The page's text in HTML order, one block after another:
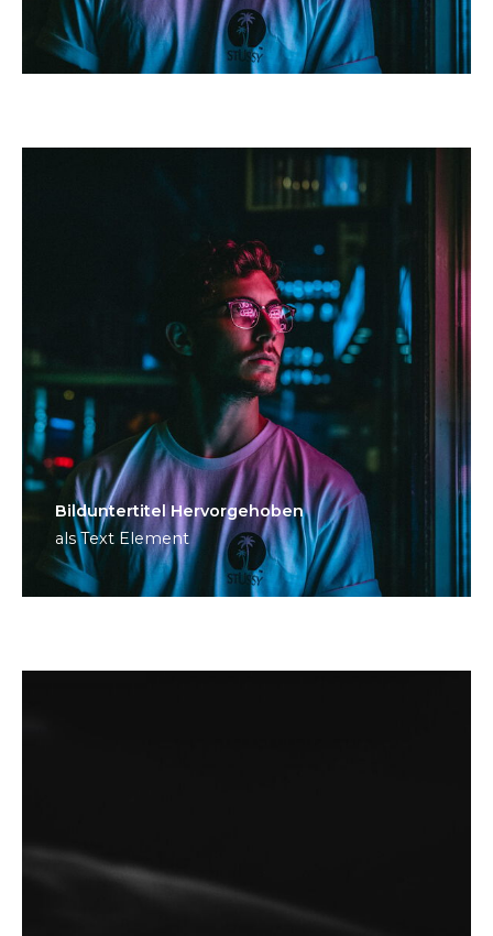
Bild­unter­titel Hervorgehoben
als Text Element